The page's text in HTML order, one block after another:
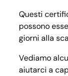
Questi
possono
giorni alla
Vediamo
aiutarci a